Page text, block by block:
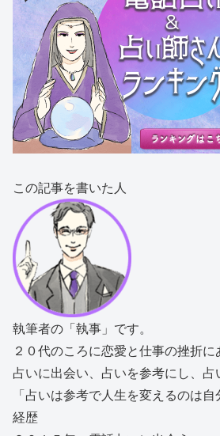
この記事を書いた人
執筆者の「執事」です。
２０代のころに恋愛と仕事の挫折に
占いに出会い、占いを参考にし、占
「占いは参考で人生を変えるのは自
経歴